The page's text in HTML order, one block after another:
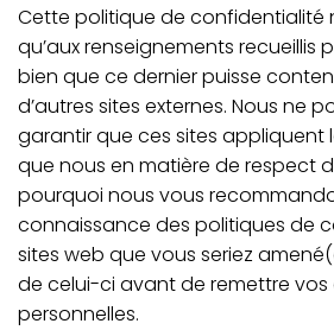
Cette politique de confidentialité
qu’aux renseignements recueillis
bien que ce dernier puisse
d’autres sites externes. Nous ne
garantir que ces sites appliquent
que nous en matière de respect
pourquoi nous vous
connaissance des politiques de
sites web que vous seriez
de celui-ci avant de remettre vos
personnelles.